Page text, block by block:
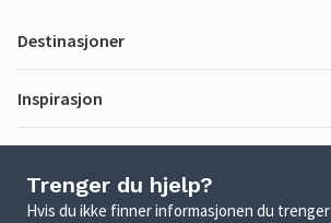
Destinasjoner
Inspirasjon
Trenger du hjelp?
Hvis du ikke finner informasjonen du